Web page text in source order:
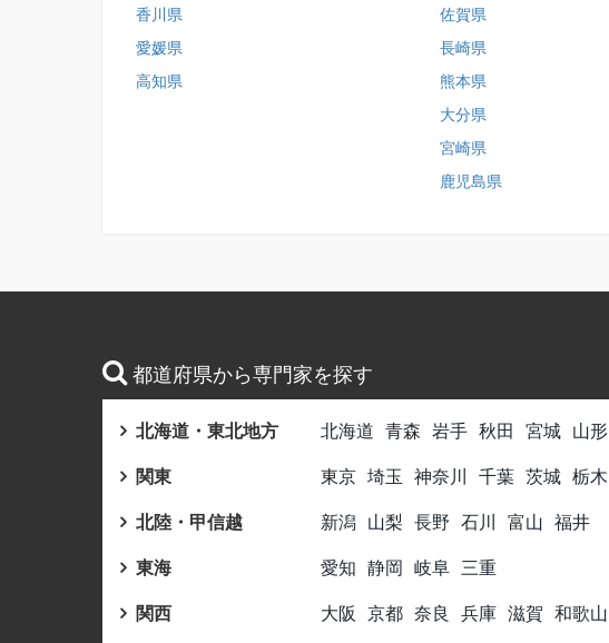
香川県
愛媛県
高知県
佐賀県
長崎県
熊本県
大分県
宮崎県
鹿児島県
都道府県から専門家を探す
北海道・東北地方 北海道 青森 岩手 秋田 宮城 山形
関東 東京 埼玉 神奈川 千葉 茨城 栃木
北陸・甲信越 新潟 山梨 長野 石川 富山 福井
東海 愛知 静岡 岐阜 三重
関西 大阪 京都 奈良 兵庫 滋賀 和歌山